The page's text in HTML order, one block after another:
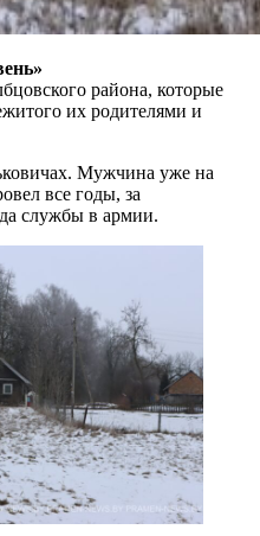
района, которые
их родителями и
Мужчина уже на
все годы, за
службы в армии.